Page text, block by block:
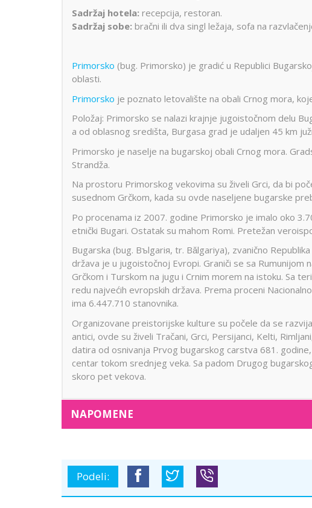
Sadržaj hotela: recepcija, restoran.
Sadržaj sobe: bračni ili dva singl ležaja, sofa na
Primorsko (bug. Primorsko) je gradić u Republici
oblasti.
Primorsko je poznato letovalište na obali Crnog mora,
Položaj: Primorsko se nalazi krajnje jugoistočnom delu
a od oblasnog središta, Burgasa grad je udaljen 45 km
Primorsko je naselje na bugarskoj obali Crnog mora.
Strandža.
Na prostoru Primorskog vekovima su živeli Grci, da bi
susednom Grčkom, kada su ovde naseljene bugarske
Po procenama iz 2007. godine Primorsko je imalo oko
etnički Bugari. Ostatak su mahom Romi. Pretežan
Bugarska (bug. Bъlgariя, tr. Bǎlgariya), zvanično
država je u jugoistočnoj Evropi. Graniči se sa Rumunijom
Grčkom i Turskom na jugu i Crnim morem na istoku. Sa
redu najvećih evropskih država. Prema proceni
ima 6.447.710 stanovnika.
Organizovane preistorijske kulture su počele da se
antici, ovde su živeli Tračani, Grci, Persijanci, Kelti,
datira od osnivanja Prvog bugarskog carstva 681.
centar tokom srednjeg veka. Sa padom Drugog
skoro pet vekova.
NAPOMENE
Podeli: